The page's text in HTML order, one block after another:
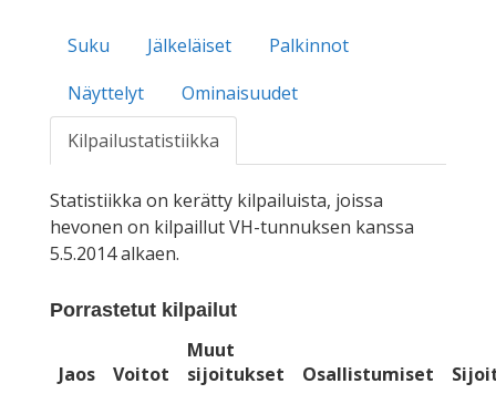
Suku Jälkeläiset
Palkinnot
Näyttelyt
Ominaisuudet
Kilpailustatistiikka
Statistiikka on kerätty kilpailuista, joissa
hevonen on kilpaillut VH-tunnuksen kanssa
5.5.2014 alkaen.
Porrastetut kilpailut
Jaos Voitot
Muut
sijoitukset
Osallistumiset